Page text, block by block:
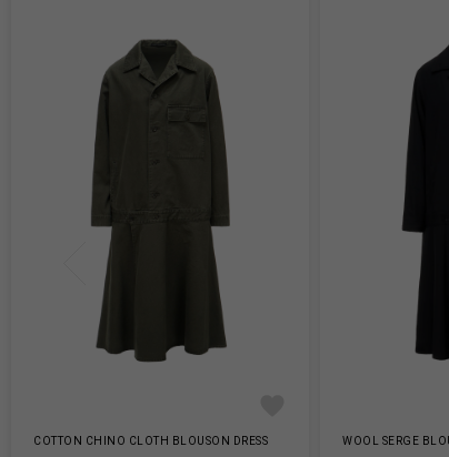
COTTON CHINO CLOTH BLOUSON DRESS
WOOL SERGE